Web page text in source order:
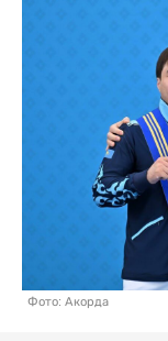
Фото: Акорда